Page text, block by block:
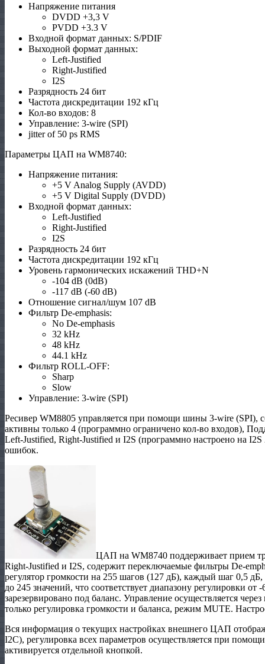
Напряжение питания
DVDD +3,3 V
PVDD +3.3 V
Входной формат данных: S/PDIF
Выходной формат данных:
Left-Justified
Right-Justified
I2S
Разрядность 24 бит
Частота дискредитации 192 кГц
Кол-во входов: 8
Управление: 3-wire (SPI)
jitter of 50 ps RMS
Параметры ЦАП на WM8740:
Напряжение питания:
+5 V Analog Supply (AVDD)
+5 V Digital Supply (DVDD)
Входной формат данных:
Left-Justified
Right-Justified
I2S
Разрядность 24 бит
Частота дискредитации 192 кГц
Уровень гармонических искажений THD+N
-104 dB (0dB)
-117 dB (-60 dB)
Отношение сигнал/шум 107 dB
Фильтр De-emphasis:
No De-emphasis
32 kHz
48 kHz
44.1 kHz
Фильтр ROLL-OFF:
Sharp
Slow
Управление: 3-wire (SPI)
Ресивер WM8805 управляется при помощи шины 3-wire (SPI),
активны только 4 (программно ограничено кол-во входов),
Left-Justified, Right-Justified и I2S (программно настроено на
ошибок.
ЦАП на WM8740 поддерживает прием
Right-Justified и I2S, содержит переключаемые фильтры De-
регулятор громкости на 255 шагов (127 дБ), каждый шаг 0,5
до 245 значений, что соответствует диапазону регулировки
зарезервировано под баланс. Управление осуществляется
только регулировка громкости и баланса, режим MUTE.
Вся информация о текущих настройках внешнего ЦАП
I2C), регулировка всех параметров осуществляется при
активируется отдельной кнопкой.